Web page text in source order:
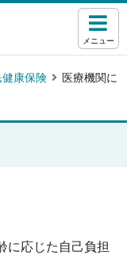
メニュー
健康保険
医療機関に
に応じた自己負担